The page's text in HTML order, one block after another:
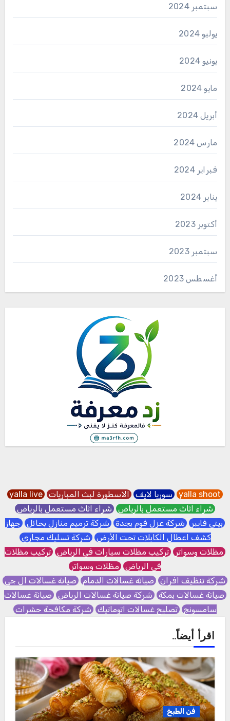
سبتمبر 2024
يوليو 2024
يونيو 2024
مايو 2024
أبريل 2024
مارس 2024
فبراير 2024
يناير 2024
أكتوبر 2023
سبتمبر 2023
أغسطس 2023
yalla shoot سوريا لايف الاسطورة لبث المباريات yalla live
شراء اثاث مستعمل بالرياض شراء اثاث مستعمل بالرياض
بيتي فايبر شركة عزل فوم بجدة شركة ترميم منازل بحائل جهاز
كشف اعطال الكابلات تحت الأرض شركة تسليك مجاري
مظلات وسواتر تركيب مظلات سيارات في الرياض تركيب مظلات
في الرياض مظلات وسواتر
شركة تنظيف افران صيانة غسالات الدمام صيانة غسالات ال جي
صيانة غسالات بمكة شركة صيانة غسالات الرياض صيانة غسالات
سامسونج تصليح غسالات اتوماتيك شركة مكافحة حشرات
اقرأ أيضاً..
فن الطبخ